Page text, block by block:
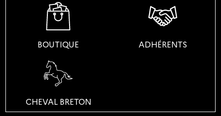
BOUTIQUE ADHÉRENTS
CHEVAL BRETON